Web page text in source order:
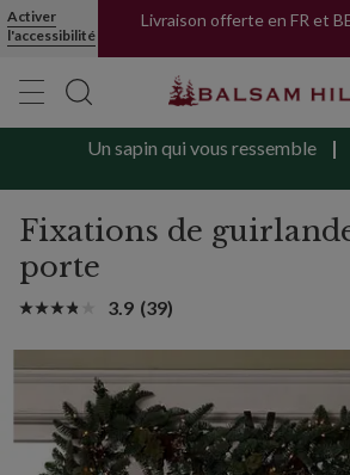
Activer
l'accessibilité
Livraison offerte en FR et
Un sapin qui vous ressemble
Fixations de
porte
3.9 (39)